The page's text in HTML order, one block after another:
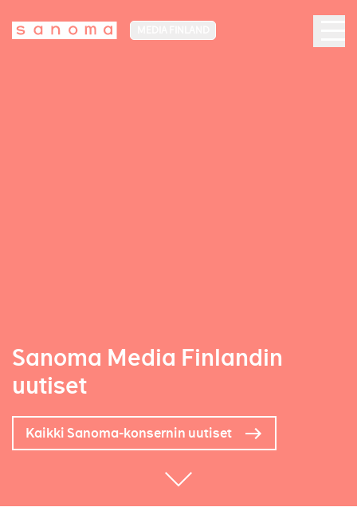
Sanoma Media Finlandin
uutiset
Kaikki Sanoma-konsernin uutiset